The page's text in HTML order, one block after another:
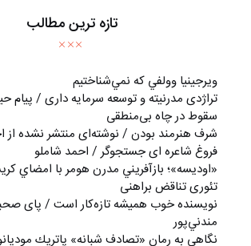
تازه ترین مطالب
ويرجينيا وولفي كه نمي‌شناختيم
تراژدی مدرنیته و توسعه سرمایه داری / پیام
سقوط در چاه بی‌منطقی
شرف هنرمند بودن / نوشته‌ای منتشر نشده از
فروغ شاعره ای جستجوگر / احمد شاملو
«اوديسه»؛ بازآفريني مدرن هومر با امضاي
تئوری تناقض براهنی
نويسنده خوب هميشه تازه‌كار است / پای
مندني‌پور
نگاهي به رمان «تصادف شبانه» پاتريك